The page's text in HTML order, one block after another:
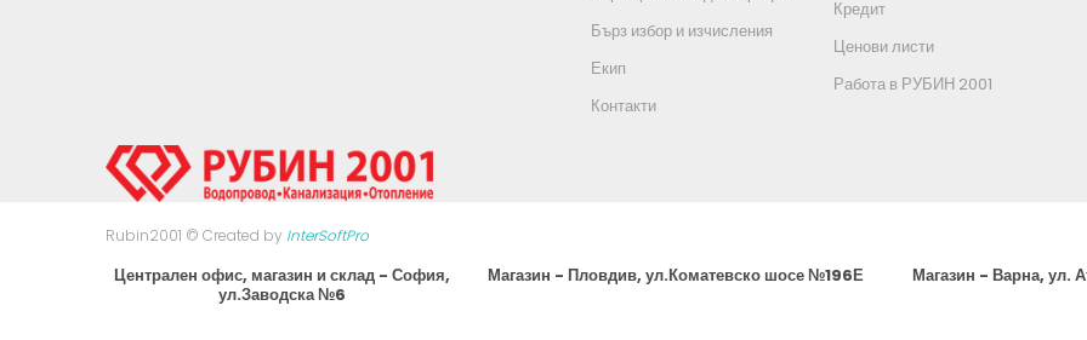
Бърз избор и изчисления
Екип
Контакти
Кредит
Ценови листи
Работа в РУБИН 2001
Rubin2001 © Created by InterSoftPro
Централен офис, магазин и склад - София,
ул.Заводска №6
Магазин - Пловдив, ул.Коматевско шосе №196Е Магазин - Варна, ул.